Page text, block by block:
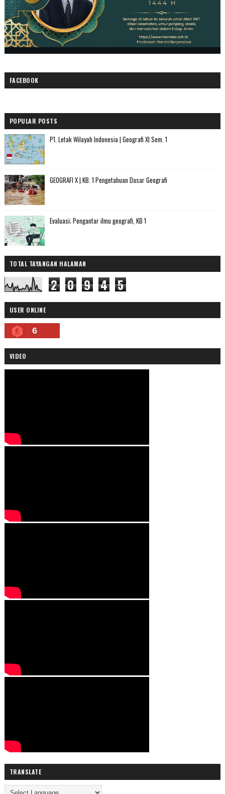
FACEBOOK
POPULAR POSTS
P1. Letak Wilayah Indonesia | Geografi XI Sem. 1
GEOGRAFI X | KB. 1 Pengetahuan Dasar Geografi
Evaluasi; Pengantar ilmu geografi, KB 1
TOTAL TAYANGAN HALAMAN
2 0 9 4 5
USER ONLINE
6
VIDEO
TRANSLATE